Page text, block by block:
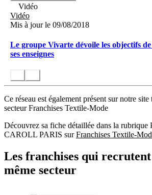
Vidéo
Vidéo
Mis à jour le 09/08/2018
Le groupe Vivarte dévoile les objectifs
ses enseignes
Ce réseau est également présent sur notre
secteur Franchises Textile-Mode
Découvrez sa fiche détaillée dans la rubrique
CAROLL PARIS surFranchises Textile-
Les franchises qui recrutent
même secteur